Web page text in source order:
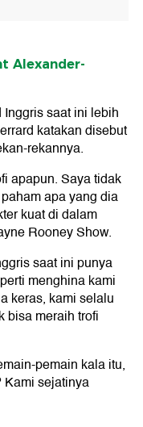
Alexander-
saat ini lebih
katakan disebut
rekannya.
apapun. Saya tidak
apa yang dia
kuat di dalam
Rooney Show.
saat ini punya
menghina kami
keras, kami selalu
bisa meraih trofi
pemain kala itu,
sejatinya